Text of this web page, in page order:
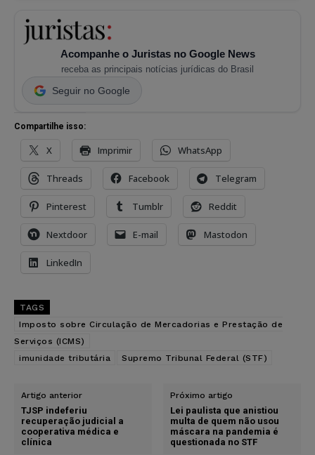
Acompanhe o Juristas no Google News
receba as principais notícias jurídicas do Brasil
Seguir no Google
Compartilhe isso:
X Imprimir WhatsApp
Threads Facebook Telegram
Pinterest Tumblr Reddit
Nextdoor E-mail Mastodon
LinkedIn
TAGS
Imposto sobre Circulação de Mercadorias e Prestação de
Serviços (ICMS)
imunidade tributária
Supremo Tribunal Federal (STF)
Artigo anterior
TJSP indeferiu
recuperação judicial a
cooperativa médica e
clínica
Próximo artigo
Lei paulista que anistiou
multa de quem não usou
máscara na pandemia é
questionada no STF